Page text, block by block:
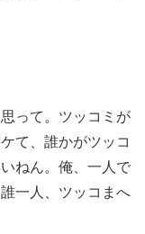
って。ツッコミが
て、誰かがツッコ
ねん。俺、一人で
一人、ツッコまへ